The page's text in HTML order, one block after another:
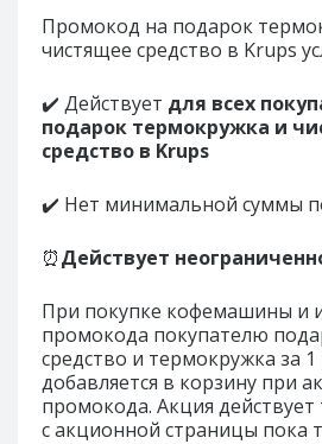
Промокод на подарок
чистящее средство в Krups
✔️ Действует для всех
подарок термокружка и
средство в Krups
✔️ Нет минимальной суммы
⏰Действует
При покупке кофемашины и
промокода покупателю
средство и термокружка за
добавляется в корзину при
промокода. Акция
с акционной страницы пока